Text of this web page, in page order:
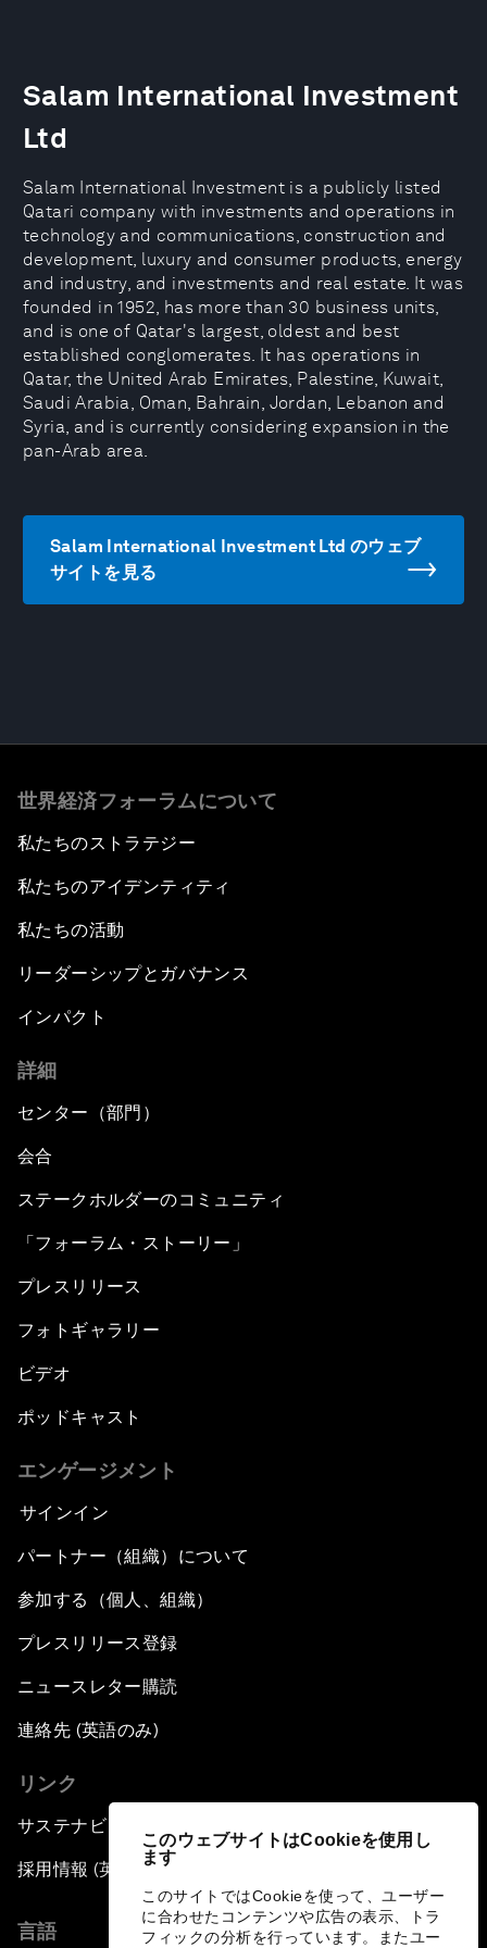
このウェブサイトはCookieを使用し
ます
このサイトではCookieを使って、ユーザー
に合わせたコンテンツや広告の表示、トラ
フィックの分析を行っています。またユー
Salam International Investment
Ltd
Salam International Investment is a publicly listed
Qatari company with investments and operations in
technology and communications, construction and
development, luxury and consumer products, energy
and industry, and investments and real estate. It was
founded in 1952, has more than 30 business units,
and is one of Qatar's largest, oldest and best
established conglomerates. It has operations in
Qatar, the United Arab Emirates, Palestine, Kuwait,
Saudi Arabia, Oman, Bahrain, Jordan, Lebanon and
Syria, and is currently considering expansion in the
pan-Arab area.
Salam International Investment Ltd のウェブ
サイトを見る
世界経済フォーラムについて
私たちのストラテジー
私たちのアイデンティティ
私たちの活動
リーダーシップとガバナンス
インパクト
詳細
センター（部門）
会合
ステークホルダーのコミュニティ
「フォーラム・ストーリー」
プレスリリース
フォトギャラリー
ビデオ
ポッドキャスト
エンゲージメント
サインイン
パートナー（組織）について
参加する（個人、組織）
プレスリリース登録
ニュースレター購読
連絡先 (英語のみ)
リンク
サステナビリティへの取り組み
採用情報 (英語のみ)
言語